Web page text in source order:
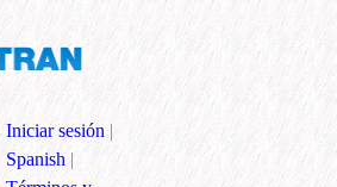
Iniciar sesión |
Spanish |